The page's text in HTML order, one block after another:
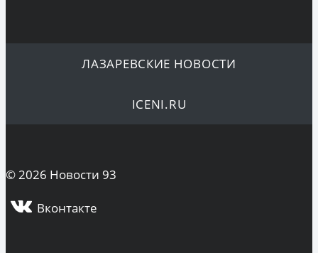
ЛАЗАРЕВСКИЕ НОВОСТИ
ICENI.RU
© 2026 Новости 93
Вконтакте